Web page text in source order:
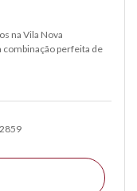
na Vila Nova
combinação perfeita de
2859